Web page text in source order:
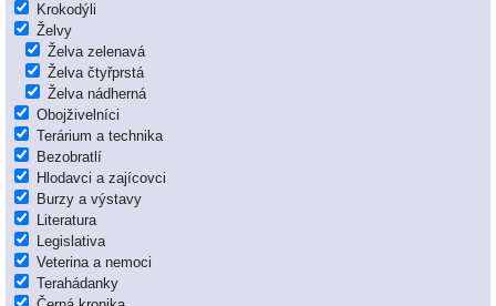
Krokodýli
Želvy
Želva zelenavá
Želva čtyřprstá
Želva nádherná
Obojživelníci
Terárium a technika
Bezobratlí
Hlodavci a zajícovci
Burzy a výstavy
Literatura
Legislativa
Veterina a nemoci
Terahádanky